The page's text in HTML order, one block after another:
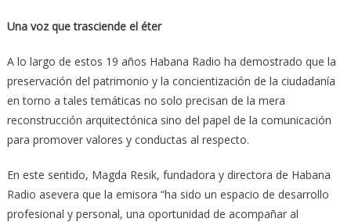
Una voz que trasciende el éter
A lo largo de estos 19 años Habana Radio ha demostrado que la
preservación del patrimonio y la concientización de la ciudadanía
en torno a tales temáticas no solo precisan de la mera
reconstrucción arquitectónica sino del papel de la comunicación
para promover valores y conductas al respecto.
En este sentido, Magda Resik, fundadora y directora de Habana
Radio asevera que la emisora “ha sido un espacio de desarrollo
profesional y personal, una oportunidad de acompañar al